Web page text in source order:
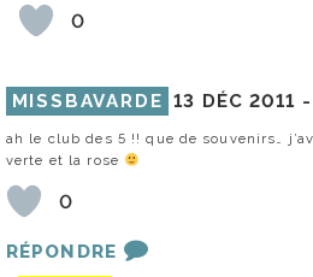
0
MISSBAVARDE 13 DÉC 2011 -
ah le club des 5 !! que de souvenirs…
verte et la rose
0
RÉPONDRE